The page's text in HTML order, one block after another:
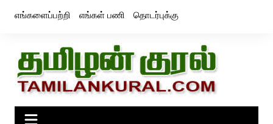
எங்களைப்பற்றி எங்கள் பணி தொடர்புக்கு